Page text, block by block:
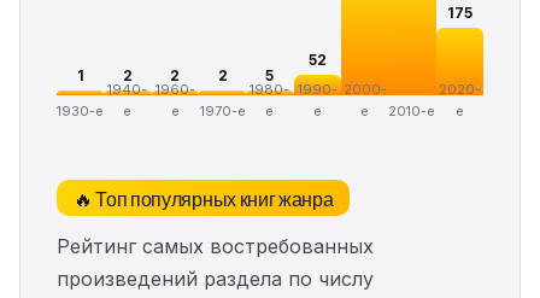
1
1930-е
2
1940-
е
2
1960-
е
2
1970-е
5
1980-
е
52
1990-
е
2000-
е
2010-е
175
2020-
е
🔥 Топ популярных книг жанра
Рейтинг самых востребованных
произведений раздела по числу